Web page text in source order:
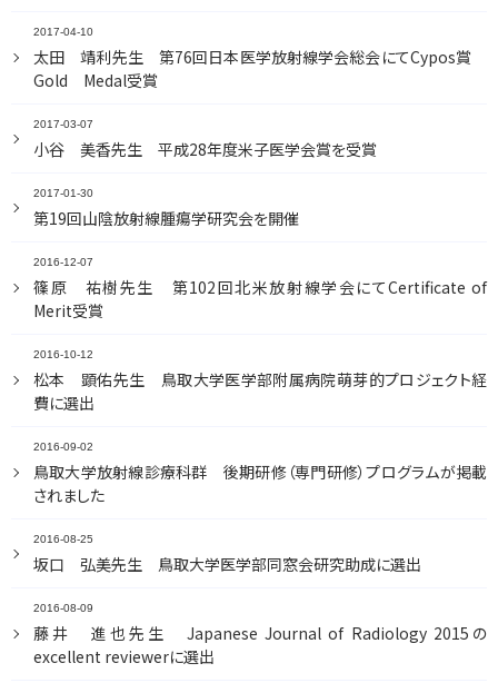
2017-04-10
太田 靖利先生 第76回日本医学放射線学会総会にてCypos賞
Gold Medal受賞
2017-03-07
小谷 美香先生 平成28年度米子医学会賞を受賞
2017-01-30
第19回山陰放射線腫瘍学研究会を開催
2016-12-07
篠原 祐樹先生 第102回北米放射線学会にてCertificate of
Merit受賞
2016-10-12
松本 顕佑先生 鳥取大学医学部附属病院萌芽的プロジェクト経
費に選出
2016-09-02
鳥取大学放射線診療科群 後期研修（専門研修）プログラムが掲載
されました
2016-08-25
坂口 弘美先生 鳥取大学医学部同窓会研究助成に選出
2016-08-09
藤井 進也先生 Japanese Journal of Radiology 2015の
excellent reviewerに選出